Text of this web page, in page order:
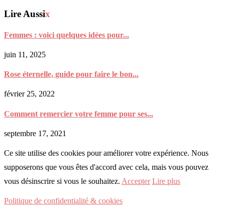
Lire Aussix
Femmes : voici quelques idées pour...
juin 11, 2025
Rose éternelle, guide pour faire le bon...
février 25, 2022
Comment remercier votre femme pour ses...
septembre 17, 2021
Ce site utilise des cookies pour améliorer votre expérience. Nous
supposerons que vous êtes d'accord avec cela, mais vous pouvez
vous désinscrire si vous le souhaitez. Accepter Lire plus
Politique de confidentialité & cookies